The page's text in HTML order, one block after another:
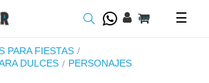
☰
PARA FIESTAS
DULCES
PERSONAJES